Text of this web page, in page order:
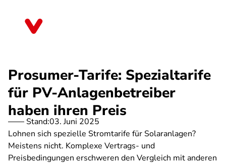
Prosumer-Tarife: Spezialtarife
für PV-Anlagenbetreiber
haben ihren Preis
Stand:03. Juni 2025
Lohnen sich spezielle Stromtarife für Solaranlagen?
Meistens nicht. Komplexe Vertrags- und
Preisbedingungen erschweren den Vergleich mit anderen